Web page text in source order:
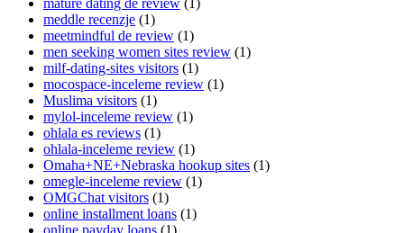
mature dating de review (1)
meddle recenzje (1)
meetmindful de review (1)
men seeking women sites review (1)
milf-dating-sites visitors (1)
mocospace-inceleme review (1)
Muslima visitors (1)
mylol-inceleme review (1)
ohlala es reviews (1)
ohlala-inceleme review (1)
Omaha+NE+Nebraska hookup sites (1)
omegle-inceleme review (1)
OMGChat visitors (1)
online installment loans (1)